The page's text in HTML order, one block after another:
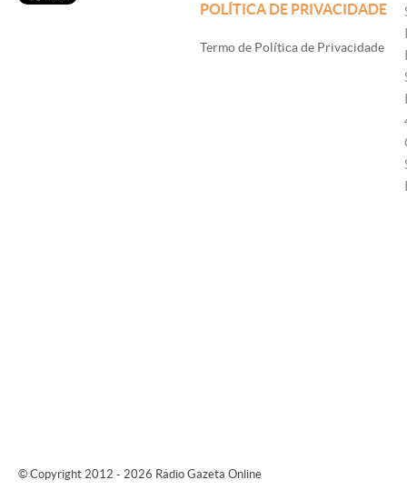
POLÍTICA DE PRIVACIDADE
Termo de Política de Privacidade
© Copyright 2012 - 2026 Rádio Gazeta Online